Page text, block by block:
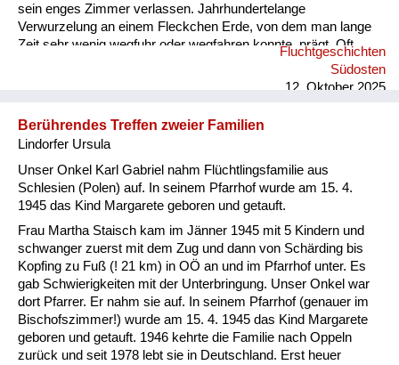
sein enges Zimmer verlassen. Jahrhundertelange
Verwurzelung an einem Fleckchen Erde, von dem man lange
Zeit sehr wenig wegfuhr oder wegfahren konnte, prägt. Oft
sehr alte Familiengeschichten wurden in wenigen Wochen
ausgelöscht. Personen, Verwandte, Freunde, verschwanden in
Einige wenige schafften es vor den „wilden Vertreibungen“ zu
Fuß über die Grenze, nachdem sie alle ihre Besitzungen
verloren hatten. Sie wurden nur ...
Fluchtgeschichten
Südosten
12. Oktober 2025
Berührendes Treffen zweier Familien
Lindorfer Ursula
Unser Onkel Karl Gabriel nahm Flüchtlingsfamilie aus
Schlesien (Polen) auf. In seinem Pfarrhof wurde am 15. 4.
1945 das Kind Margarete geboren und getauft.
Frau Martha Staisch kam im Jänner 1945 mit 5 Kindern und
schwanger zuerst mit dem Zug und dann von Schärding bis
Kopfing zu Fuß (! 21 km) in OÖ an und im Pfarrhof unter. Es
gab Schwierigkeiten mit der Unterbringung. Unser Onkel war
dort Pfarrer. Er nahm sie auf. In seinem Pfarrhof (genauer im
Bischofszimmer!) wurde am 15. 4. 1945 das Kind Margarete
geboren und getauft. 1946 kehrte die Familie nach Oppeln
zurück und seit 1978 lebt sie in Deutschland. Erst heuer